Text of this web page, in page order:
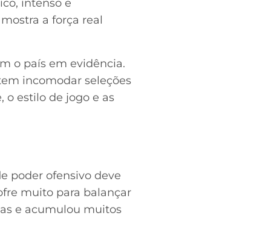
intenso e
a força real
o país em evidência.
incomodar seleções
o estilo de jogo e as
poder ofensivo deve
muito para balançar
e acumulou muitos